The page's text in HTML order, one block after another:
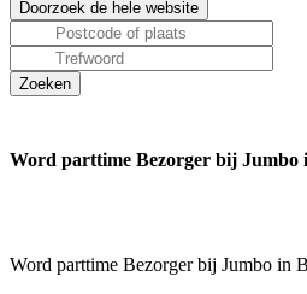
Word parttime Bezorger bij Jumbo
Word parttime Bezorger bij Jumbo in